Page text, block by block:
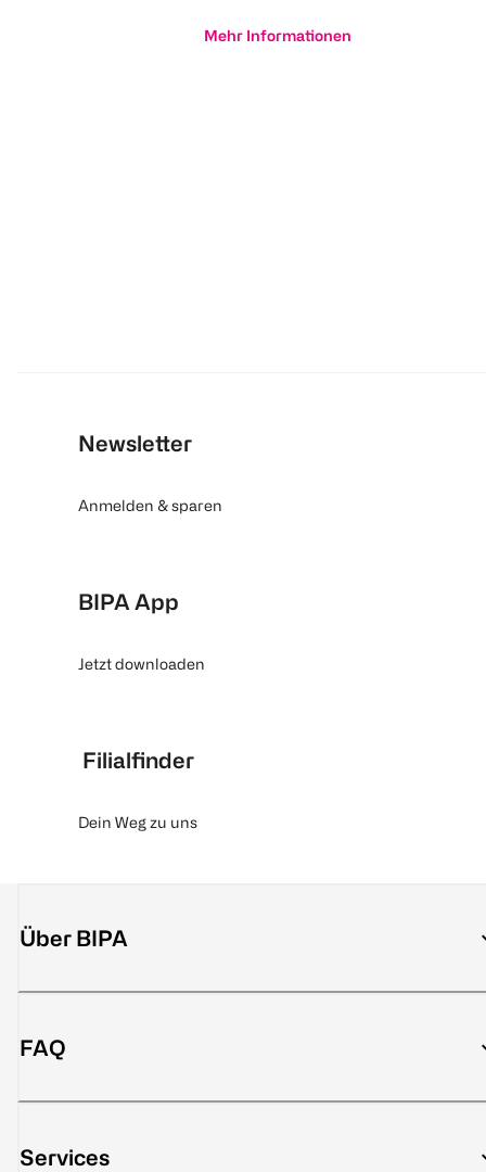
Mehr Informationen
Newsletter
Anmelden & sparen
BIPA App
Jetzt downloaden
Filialfinder
Dein Weg zu uns
Über BIPA
FAQ
Services